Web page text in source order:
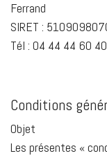
Ferrand
SIRET :
Tél : 04 44 44 60 40
Conditions
Objet
Les présentes «